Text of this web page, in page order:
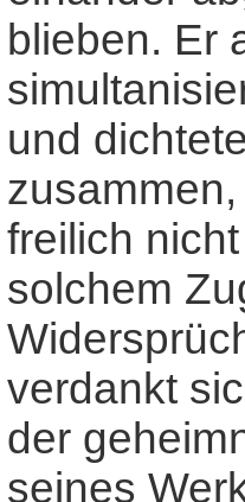
blieben. Er
und
freilich
solchem
verdankt
der
seines